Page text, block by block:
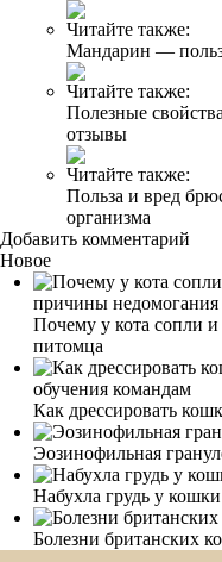
Читайте также:
Мандарин —
Читайте также:
Полезные
отзывы
Читайте также:
Польза и вред
организма
Добавить комментарий
Новое
Почему у кота сопли
питомца
Как дрессировать
Эозинофильная
Набухла грудь у кошки
Болезни британских